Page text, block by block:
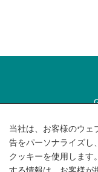
サ
ソー
当社は、お客様のウェ
告をパーソナライズし
クッキーを使用します